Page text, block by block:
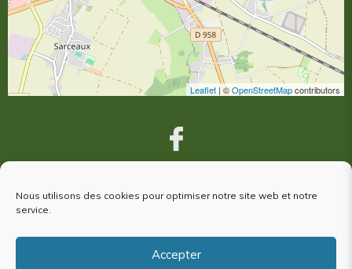
Nous utilisons des cookies pour optimiser notre site web et notre
service.
Accepter
Leaflet | ©OpenStreetMapcontributors
VOUS ÊTES VENUS À ARGENTAN,